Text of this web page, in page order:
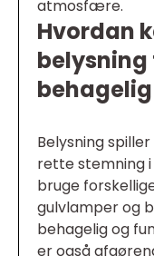
atmosfære.
Hvordan
belysning
Belysning
rette stemning
bruge
gulvlamper og
behagelig og
er også